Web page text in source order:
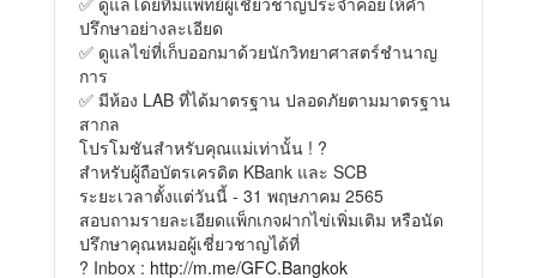
ปรึกษาอย่างละเอียด
✅ ดูแลไข่ที่เก็บออกมาด้วยนักวิทยาศาสตร์ชำนาญ
การ
✅ มีห้อง LAB ที่ได้มาตรฐาน ปลอดภัยตามมาตรฐาน
สากล
โปรโมชันสำหรับคุณแม่เท่านั้น ! ?
สำหรับผู้ถือบัตรเครดิต KBank และ SCB
ระยะเวลาตั้งแต่วันนี้ - 31 พฤษภาคม 2565
สอบถามรายละเอียดแพ็กเกจฝากไข่เพิ่มเติม หรือนัด
ปรึกษาคุณหมอผู้เชี่ยวชาญได้ที่
? Inbox : http://m.me/GFC.Bangkok